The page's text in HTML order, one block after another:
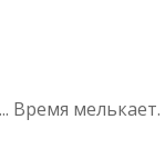
Время мелькает.